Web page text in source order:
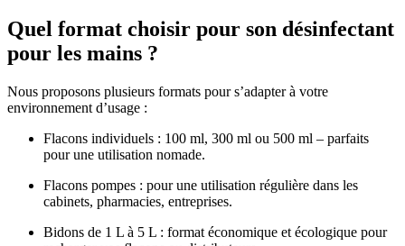
Quel format choisir pour son désinfectant
pour les mains ?
Nous proposons plusieurs formats pour s’adapter à votre
environnement d’usage :
Flacons individuels : 100 ml, 300 ml ou 500 ml – parfaits
pour une utilisation nomade.
Flacons pompes : pour une utilisation régulière dans les
cabinets, pharmacies, entreprises.
Bidons de 1 L à 5 L : format économique et écologique pour